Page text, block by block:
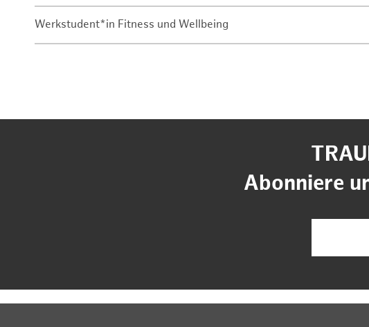
Werkstudent*in Fitness und Wellbeing
Abonniere